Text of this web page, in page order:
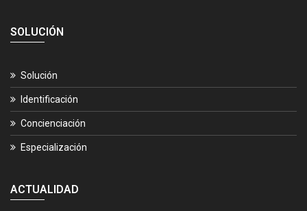
SOLUCIÓN
Solución
Identificación
Concienciación
Especialización
ACTUALIDAD